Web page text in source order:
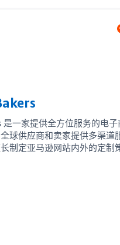
是一家提供全方位服务的电
球供应商和卖家提供多渠道
制定亚马逊网站内外的定制
时推动收入增加。 Channel
名员工和内部创作部门，我
机构。